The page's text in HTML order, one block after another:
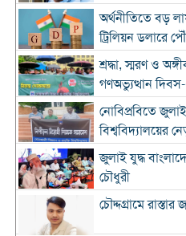
অর্থনীতিতে বড়
ট্রিলিয়ন ডলারে
শ্রদ্ধা, স্মরণ ও
গণঅভ্যুত্থান
নোবিপ্রবিতে
বিশ্ববিদ্যালয়ের
জুলাই যুদ্ধ
চৌধুরী
চৌদ্দগ্রামে